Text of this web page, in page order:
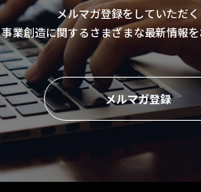
メルマガ登録をしていただく
事業創造に関するさまざまな最新情報を
メルマガ登録